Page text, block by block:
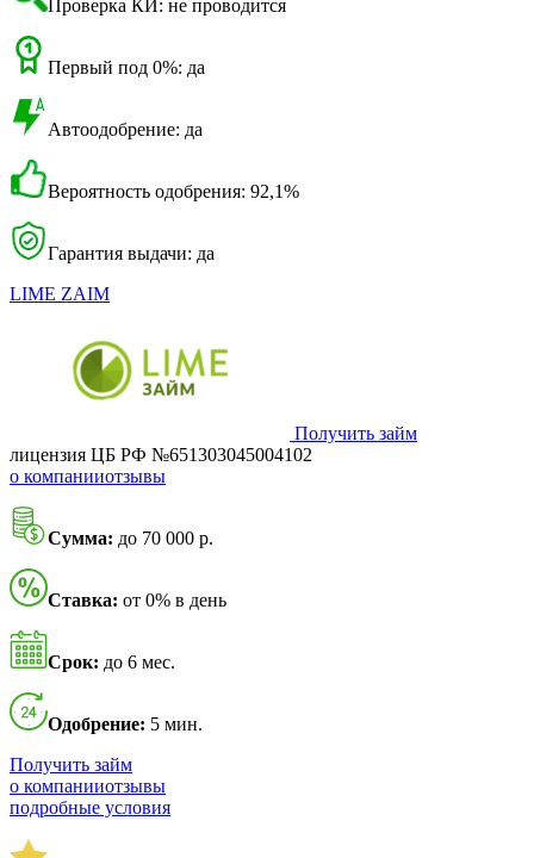
Проверка КИ: не проводится
Первый под 0%: да
Автоодобрение: да
Вероятность одобрения: 92,1%
Гарантия выдачи: да
LIME ZAIM
Получить займ
лицензия ЦБ РФ №651303045004102
о компанииотзывы
Сумма: до 70 000 р.
Ставка: от 0% в день
Срок: до 6 мес.
Одобрение: 5 мин.
Получить займ
о компанииотзывы
подробные условия